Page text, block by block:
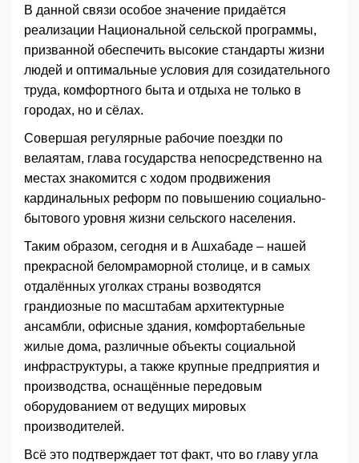
В данной связи особое значение придаётся
реализации Национальной сельской программы,
призванной обеспечить высокие стандарты жизни
людей и оптимальные условия для созидательного
труда, комфортного быта и отдыха не только в
городах, но и сёлах.
Совершая регулярные рабочие поездки по
велаятам, глава государства непосредственно на
местах знакомится с ходом продвижения
кардинальных реформ по повышению социально-
бытового уровня жизни сельского населения.
Таким образом, сегодня и в Ашхабаде – нашей
прекрасной беломраморной столице, и в самых
отдалённых уголках страны возводятся
грандиозные по масштабам архитектурные
ансамбли, офисные здания, комфортабельные
жилые дома, различные объекты социальной
инфраструктуры, а также крупные предприятия и
производства, оснащённые передовым
оборудованием от ведущих мировых
производителей.
Всё это подтверждает тот факт, что во главу угла